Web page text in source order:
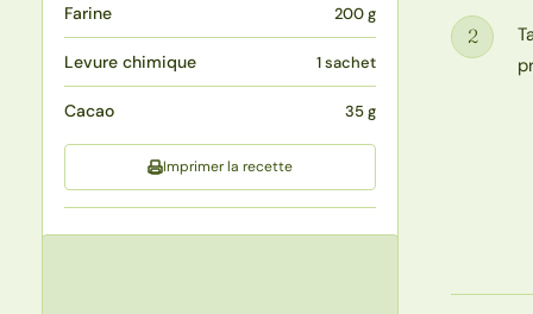
Farine 200 g
Levure chimique 1 sachet
Cacao 35 g
Imprimer la recette
Étape
2